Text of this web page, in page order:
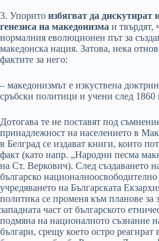
3. Упорито избягват да дискутират
генезиса на македонизма и твърдят,
нормалния еволюционен път за
македонска нация. Затова, нека
фактите за него:
– македонизмът е изкуствена
сръбски политици и учени след 1860
Дотогава те не поставят под
принадлежност на населението в
в Белград се издават книги, които
факт (като напр. „Народни песма
на Ст. Веркович). След създаването
българско
учредяването на Българската
политика се променя към планове за
западната част от българското
подмяна на националното съзнание
българи, срещу което остро реагират